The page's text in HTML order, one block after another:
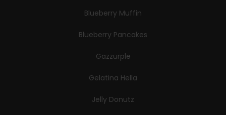
Blueberry Muffin
Blueberry Pancakes
Gazzurple
Gelatina Hella
Jelly Donutz